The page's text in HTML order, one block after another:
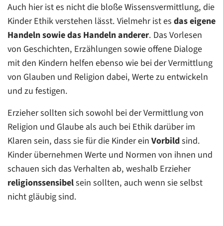
Auch hier ist es nicht die bloße Wissensvermittlung, die
Kinder Ethik verstehen lässt. Vielmehr ist esdas eigene
Handeln sowie das Handeln anderer. Das Vorlesen
von Geschichten, Erzählungen sowie offene Dialoge
mit den Kindern helfen ebenso wie bei der Vermittlung
von Glauben und Religion dabei, Werte zu entwickeln
und zu festigen.
Erzieher sollten sich sowohl bei der Vermittlung von
Religion und Glaube als auch bei Ethik darüber im
Klaren sein, dass sie für die Kinder einVorbildsind.
Kinder übernehmen Werte und Normen von ihnen und
schauen sich das Verhalten ab, weshalb Erzieher
religionssensibelsein sollten, auch wenn sie selbst
nicht gläubig sind.